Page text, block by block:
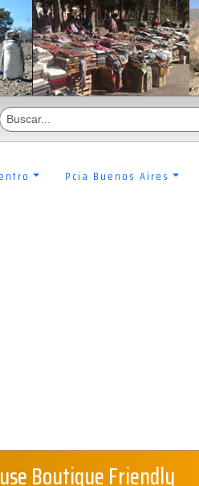
Pcia Buenos Aires
Boutique Friendly